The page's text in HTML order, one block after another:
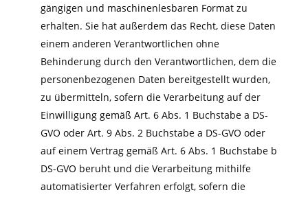
gängigen und maschinenlesbaren Format zu
erhalten. Sie hat außerdem das Recht, diese Daten
einem anderen Verantwortlichen ohne
Behinderung durch den Verantwortlichen, dem die
personenbezogenen Daten bereitgestellt wurden,
zu übermitteln, sofern die Verarbeitung auf der
Einwilligung gemäß Art. 6 Abs. 1 Buchstabe a DS-
GVO oder Art. 9 Abs. 2 Buchstabe a DS-GVO oder
auf einem Vertrag gemäß Art. 6 Abs. 1 Buchstabe b
DS-GVO beruht und die Verarbeitung mithilfe
automatisierter Verfahren erfolgt, sofern die